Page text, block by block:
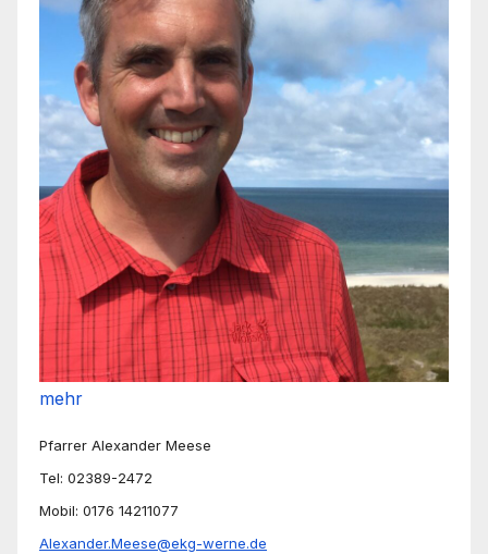
mehr
Pfarrer Alexander Meese
Tel: 02389-2472
Mobil: 0176 14211077
Alexander.Meese@ekg-werne.de